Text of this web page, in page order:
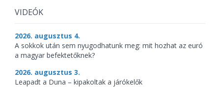
VIDEÓK
2026. augusztus 4.
A sokkok után sem nyugodhatunk meg: mit hozhat az euró
a magyar befektetőknek?
2026. augusztus 3.
Leapadt a Duna – kipakoltak a járókelők